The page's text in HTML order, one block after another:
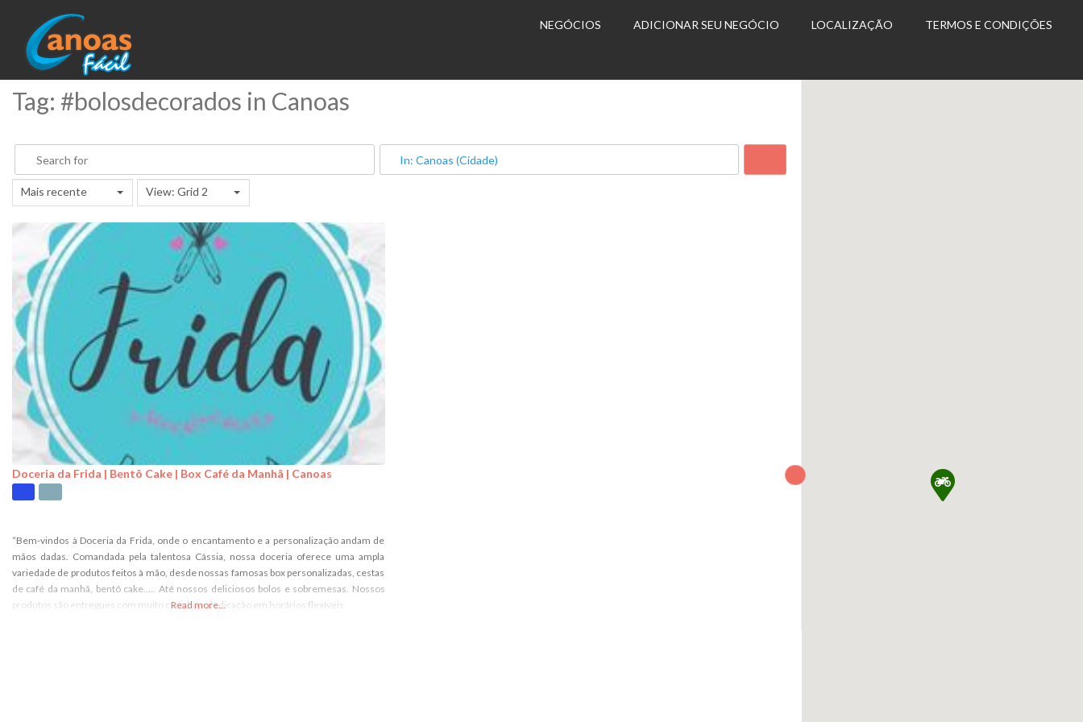
NEGÓCIOS ADICIONAR SEU NEGÓCIO LOCALIZAÇÃO TERMOS E CONDIÇÕES
Tag: #bolosdecorados in Canoas
Mais recente View: Grid 2
Doceria da Frida | Bentô Cake | Box Café da Manhã | Canoas
“Bem-vindos à Doceria da Frida, onde o encantamento e a personalização andam de
mãos dadas. Comandada pela talentosa Cássia, nossa doceria oferece uma ampla
variedade de produtos feitos à mão, desde nossas famosas box personalizadas, cestas
de café da manhã, bentô cake….. Até nossos deliciosos bolos e sobremesas. Nossos
produtos são entregues com muito carinho e dedicação em horários flexíveis
Read more...